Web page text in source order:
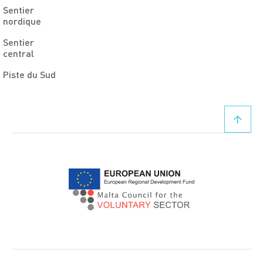
Sentier
nordique
Sentier
central
Piste du Sud